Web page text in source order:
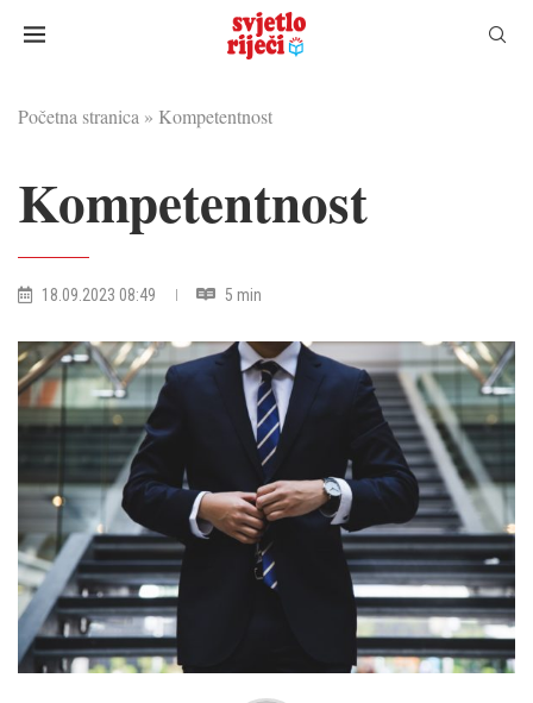
Početna stranica » Kompetentnost
Kompetentnost
18.09.2023 08:49 5 min